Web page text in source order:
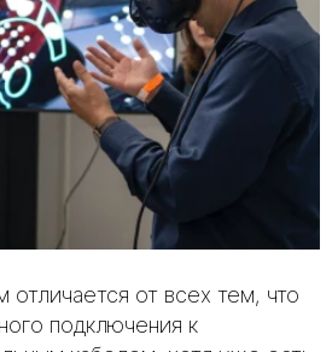
от всех тем, что
подключения к